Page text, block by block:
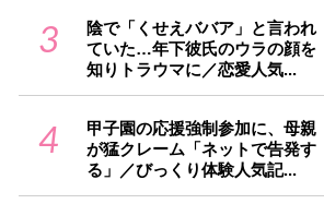
3
陰で「くせえババア」と言われ
ていた…年下彼氏のウラの顔を
知りトラウマに／恋愛人気...
4
甲子園の応援強制参加に、母親
が猛クレーム「ネットで告発す
る」／びっくり体験人気記...